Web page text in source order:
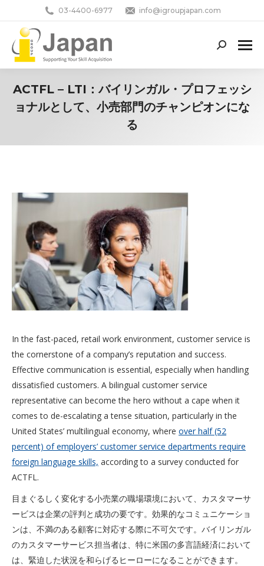
03-4400-6977 info@igroupjapan.com
Search:
ACTFL – LTI：バイリンガル・プロフェッシ
ョナルとして、小売部門のチャンピオンにな
る
In the fast-paced, retail work environment, customer service is
the cornerstone of a company’s reputation and success.
Effective communication is essential, especially when handling
dissatisfied customers. A bilingual customer service
representative can become the hero without a cape when it
comes to de-escalating a tense situation, particularly in the
United States’ multilingual economy, where over half (52
percent) of employers’ customer service departments require
foreign language skills, according to a survey conducted for
ACTFL.
目まぐるしく変化する小売業の職場環境において、カスタマーサ
ービスは企業の評判と成功の要です。効果的なコミュニケーショ
ンは、不満のある顧客に対応する際に不可欠です。バイリンガル
のカスタマーサービス担当者は、特に米国の多言語経済において
は、緊迫した状況を和らげるヒーローになることができます。